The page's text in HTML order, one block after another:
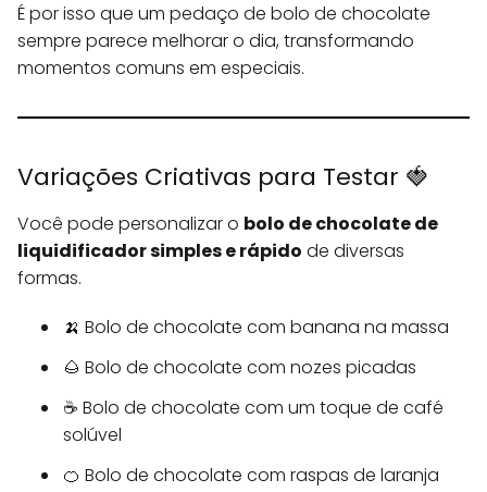
É por isso que um pedaço de bolo de chocolate
sempre parece melhorar o dia, transformando
momentos comuns em especiais.
Variações Criativas para Testar 🍓
Você pode personalizar o bolo de chocolate de
liquidificador simples e rápido de diversas
formas.
🍌 Bolo de chocolate com banana na massa
🌰 Bolo de chocolate com nozes picadas
☕ Bolo de chocolate com um toque de café
solúvel
🍊 Bolo de chocolate com raspas de laranja